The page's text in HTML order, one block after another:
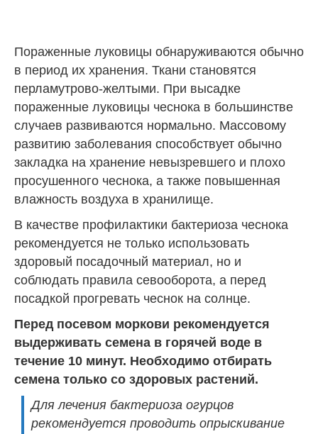
Пораженные луковицы обнаруживаются обычно
в период их хранения. Ткани становятся
перламутрово-желтыми. При высадке
пораженные луковицы чеснока в большинстве
случаев развиваются нормально. Массовому
развитию заболевания способствует обычно
закладка на хранение невызревшего и плохо
просушенного чеснока, а также повышенная
влажность воздуха в хранилище.
В качестве профилактики бактериоза чеснока
рекомендуется не только использовать
здоровый посадочный материал, но и
соблюдать правила севооборота, а перед
посадкой прогревать чеснок на солнце.
Перед посевом моркови рекомендуется
выдерживать семена в горячей воде в
течение 10 минут. Необходимо отбирать
семена только со здоровых растений.
Для лечения бактериоза огурцов
рекомендуется проводить опрыскивание